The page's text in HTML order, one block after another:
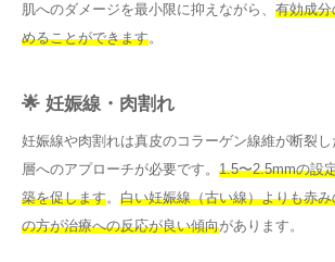
肌へのダメージを最小限に抑えながら、 有効成
めることができます。
🌟 妊娠線・肉割れ
妊娠線や肉割れは真皮のコラーゲン線維が断裂
層へのアプローチが必要です。 1.5〜2.5mmの設
築を促します。 白い妊娠線（古い線）よりも赤
の方が治療への反応が良い傾向があります。